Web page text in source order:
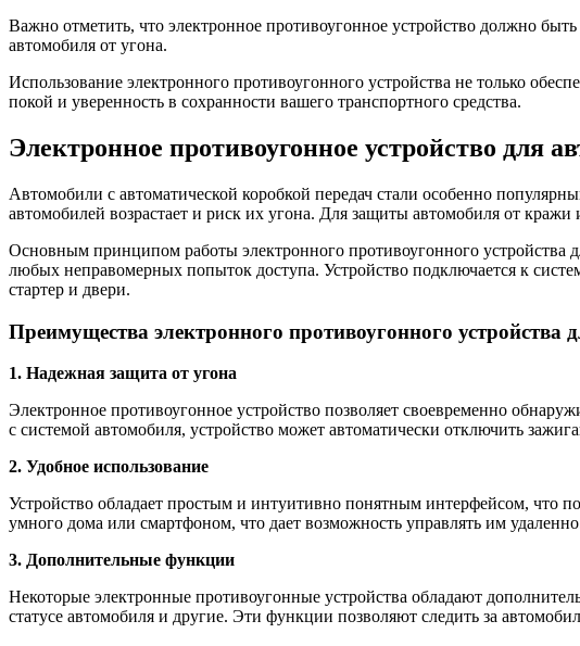
Важно отметить, что электронное противоугонное устройство должно
автомобиля от угона.
Использование электронного противоугонного устройства не только
покой и уверенность в сохранности вашего транспортного средства.
Электронное противоугонное устройство для
Автомобили с автоматической коробкой передач стали особенно
автомобилей возрастает и риск их угона. Для защиты автомобиля от
Основным принципом работы электронного противоугонного устройства
любых неправомерных попыток доступа. Устройство подключается к
стартер и двери.
Преимущества электронного противоугонного устройства
1. Надежная защита от угона
Электронное противоугонное устройство позволяет своевременно
с системой автомобиля, устройство может автоматически отключить
2. Удобное использование
Устройство обладает простым и интуитивно понятным интерфейсом, что
умного дома или смартфоном, что дает возможность управлять им
3. Дополнительные функции
Некоторые электронные противоугонные устройства обладают
статусе автомобиля и другие. Эти функции позволяют следить за